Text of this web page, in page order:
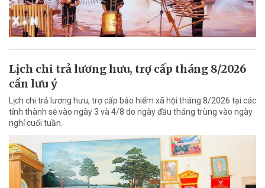
Lịch chi trả lương hưu, trợ cấp tháng 8/2026
cần lưu ý
Lịch chi trả lương hưu, trợ cấp bảo hiểm xã hội tháng 8/2026 tại các
tỉnh thành sẽ vào ngày 3 và 4/8 do ngày đầu tháng trùng vào ngày
nghỉ cuối tuần.